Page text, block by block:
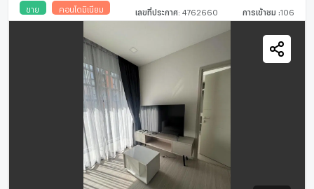
ขาย คอนโดมิเนียม เลขที่ประกาศ: 4762660 การเข้าชม :106